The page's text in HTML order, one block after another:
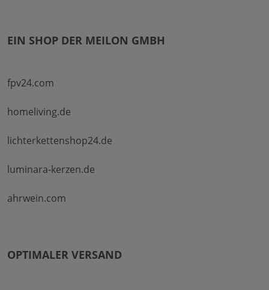
EIN SHOP DER MEILON GMBH
fpv24.com
homeliving.de
lichterkettenshop24.de
luminara-kerzen.de
ahrwein.com
OPTIMALER VERSAND